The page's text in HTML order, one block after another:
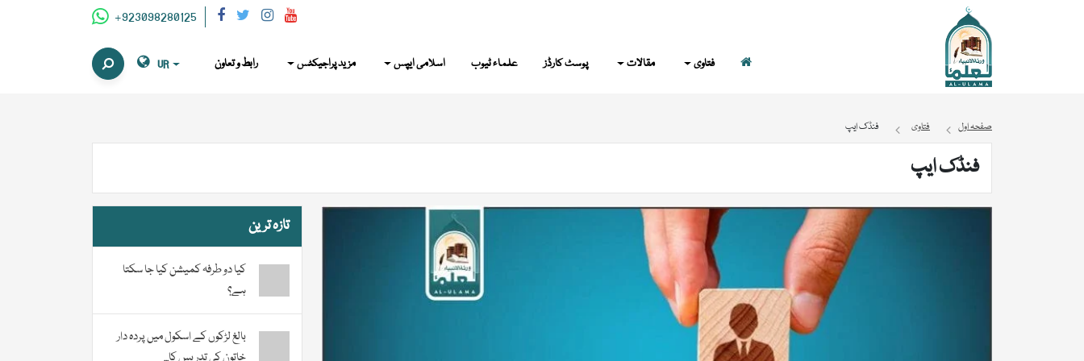
+923098280125
فتاوی مقالات پوسٹ کارڈز علماء ٹیوب اسلامی ایپس مزید پراجیکٹس رابط و تعاون UR
صفحہ اول فتاوی فنڈک ایپ
فنڈک ایپ
تازہ ترین
کیا دو طرفہ کمیشن کیا جا سکتا
ہے؟
بالغ لڑکوں کے اسکول میں پردہ دار